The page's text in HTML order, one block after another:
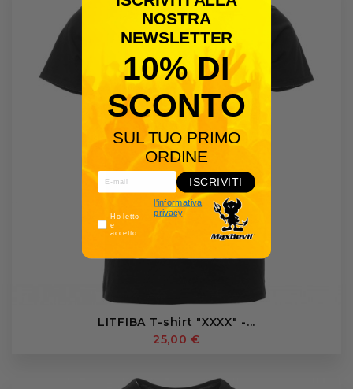
LITFIBA T-shirt "XXXX" -...
25,00 €
NOSTRA
NEWSLETTER
10% DI
SCONTO
SUL TUO PRIMO
ORDINE
ISCRIVITI
Ho letto
e
accetto
l'informativa
privacy